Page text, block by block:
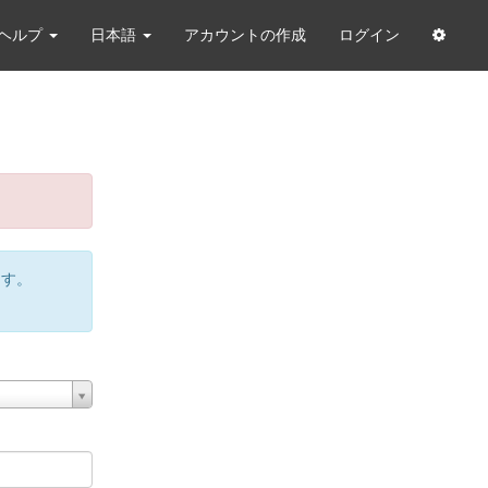
ルプ 日本語 アカウントの作成 ログイン
。